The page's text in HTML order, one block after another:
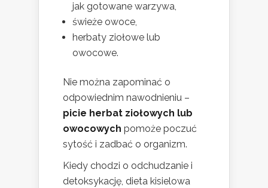
jak gotowane warzywa,
świeże owoce,
herbaty ziołowe lub
owocowe.
Nie można zapominać o
odpowiednim nawodnieniu –
picie herbat ziołowych lub
owocowych pomoże poczuć
sytość i zadbać o organizm.
Kiedy chodzi o odchudzanie i
detoksykację, dieta kisielowa